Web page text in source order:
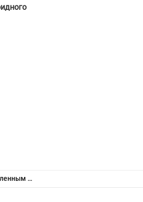
Принципы терапии пациентов с впервые выявленным острым миелоидным лейкозом